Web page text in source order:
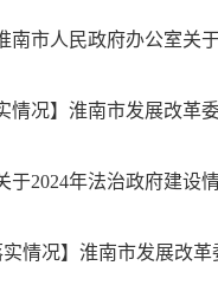
南市人民政府办公室
情况】淮南市发展改
于2024年法治政府建设
实情况】淮南市发展改